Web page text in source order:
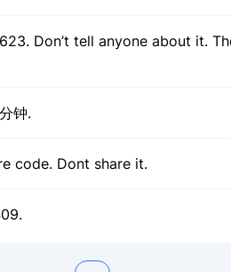
Don’t tell anyone about it.
钟.
code. Dont share it.